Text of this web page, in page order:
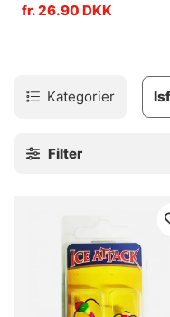
fr. 26.90 DKK
Kategorier
Filter